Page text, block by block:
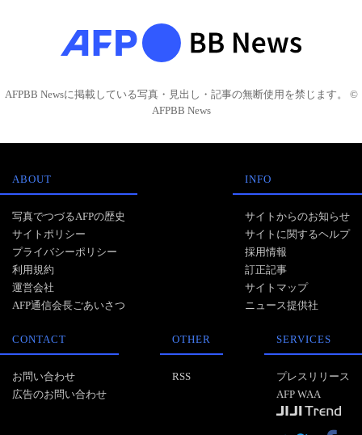
AFPBB Newsに掲載している写真・見出し・記事の無断使用を禁じます。 ©
AFPBB News
ABOUT
写真でつづるAFPの歴史
サイトポリシー
プライバシーポリシー
利用規約
運営会社
AFP通信会長ごあいさつ
INFO
サイトからのお知らせ
サイトに関するヘルプ
採用情報
訂正記事
サイトマップ
ニュース提供社
CONTACT
お問い合わせ
広告のお問い合わせ
OTHER
RSS
SERVICES
プレスリリース
AFP WAA